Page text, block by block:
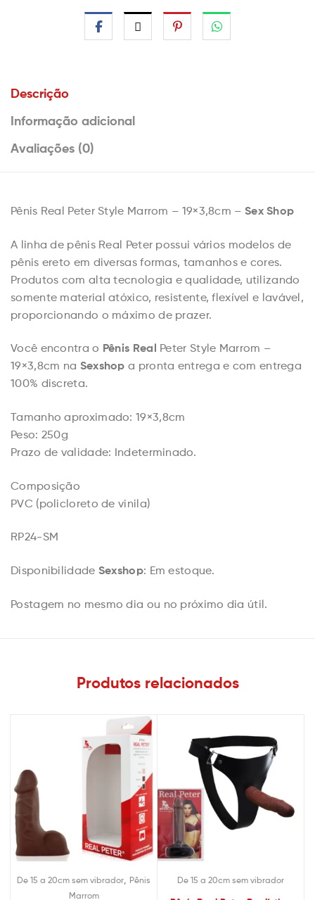
Descrição
Informação adicional
Avaliações (0)
Pênis Real Peter Style Marrom – 19×3,8cm – Sex Shop
A linha de pênis Real Peter possui vários modelos de
pênis ereto em diversas formas, tamanhos e cores.
Produtos com alta tecnologia e qualidade, utilizando
somente material atóxico, resistente, flexível e lavável,
proporcionando o máximo de prazer.
Você encontra o Pênis Real Peter Style Marrom –
19×3,8cm na Sexshop a pronta entrega e com entrega
100% discreta.
Tamanho aproximado: 19×3,8cm
Peso: 250g
Prazo de validade: Indeterminado.
Composição
PVC (policloreto de vinila)
RP24-SM
Disponibilidade Sexshop: Em estoque.
Postagem no mesmo dia ou no próximo dia útil.
Produtos relacionados
De 15 a 20cm sem vibrador Pênis
Marrom
De 15 a 20cm sem vibrador